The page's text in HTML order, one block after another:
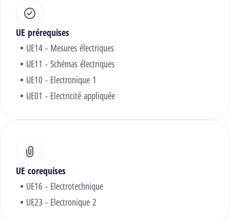
UE prérequises
UE14 - Mesures électriques
UE11 - Schémas électriques
UE10 - Electronique 1
UE01 - Electricité appliquée
UE corequises
UE16 - Electrotechnique
UE23 - Electronique 2